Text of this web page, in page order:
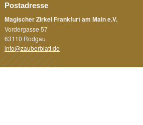
Postadresse
Magischer Zirkel Frankfurt am Main e.V.
Vordergasse 57
63110 Rodgau
info@zauberblatt.de